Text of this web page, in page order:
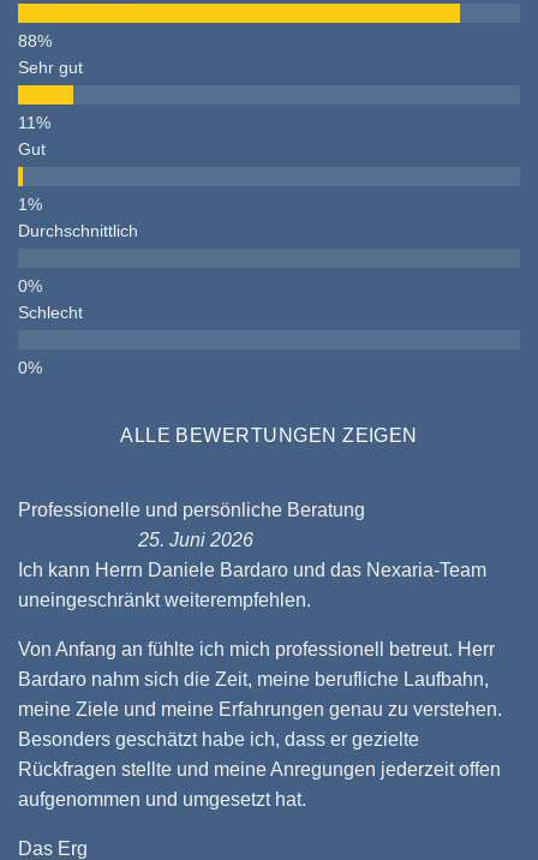
Sehr gut
Gut
Durchschnittlich
Schlecht
ALLE BEWERTUNGEN ZEIGEN
Professionelle und persönliche Beratung
25. Juni 2026
Ich kann Herrn Daniele Bardaro und das Nexaria-Team
uneingeschränkt weiterempfehlen.
Von Anfang an fühlte ich mich professionell betreut. Herr
Bardaro nahm sich die Zeit, meine berufliche Laufbahn,
meine Ziele und meine Erfahrungen genau zu verstehen.
Besonders geschätzt habe ich, dass er gezielte
Rückfragen stellte und meine Anregungen jederzeit offen
aufgenommen und umgesetzt hat.
Das Erg